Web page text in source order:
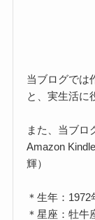
当ブログでは
と、実生活に
また、当ブロ
Amazon
輝）
＊生年：
＊星座：牡牛